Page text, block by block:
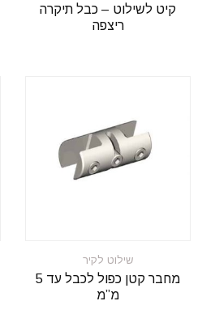
קיט לשילוט – כבל תיקרה
ריצפה
שילוט לקיר
מחבר קטן כפול לכבל עד 5
מ”מ